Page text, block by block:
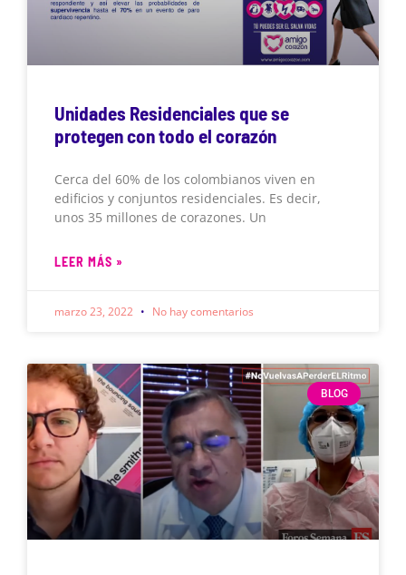
Unidades Residenciales que se
protegen con todo el corazón
Cerca del 60% de los colombianos viven en
edificios y conjuntos residenciales. Es decir,
unos 35 millones de corazones. Un
LEER MÁS »
marzo 23, 2022 No hay comentarios
BLOG